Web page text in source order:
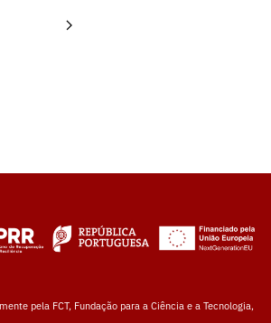
pela FCT, Fundação para a Ciência e a Tecnologia,